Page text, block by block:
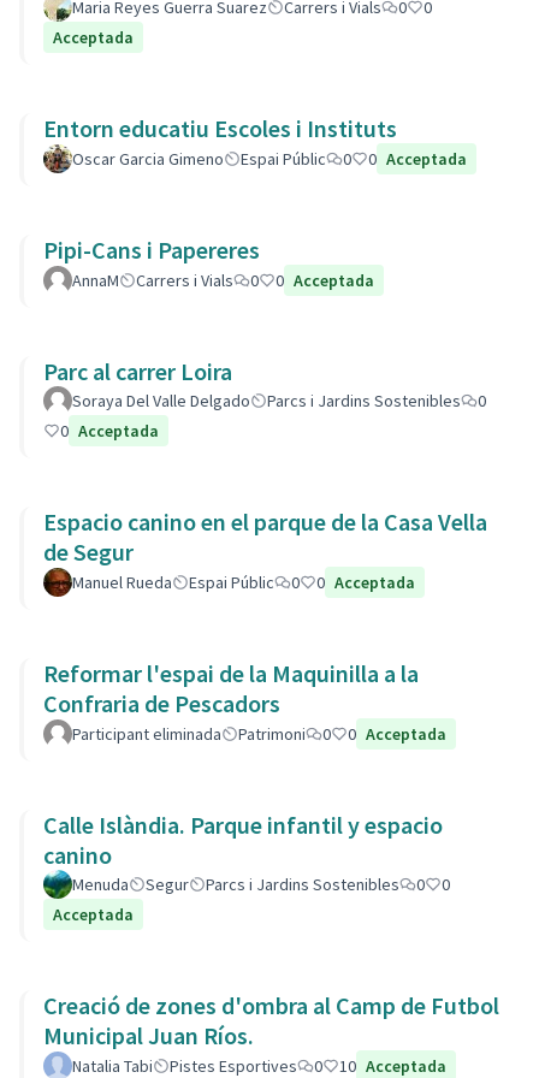
Maria Reyes Guerra Suarez Carrers i Vials 0
0
Acceptada
Entorn educatiu Escoles i Instituts
Oscar Garcia Gimeno Espai Públic 0 0 Acceptada
Pipi-Cans i Papereres
AnnaM Carrers i Vials 0 0 Acceptada
Parc al carrer Loira
Soraya Del Valle Delgado Parcs i Jardins Sostenibles
0
0 Acceptada
Espacio canino en el parque de la Casa Vella
de Segur
Manuel Rueda Espai Públic 0 0 Acceptada
Reformar l'espai de la Maquinilla a la
Confraria de Pescadors
Participant eliminada Patrimoni 0 0 Acceptada
Calle Islàndia. Parque infantil y espacio
canino
Menuda Segur Parcs i Jardins Sostenibles 0
0
Acceptada
Creació de zones d'ombra al Camp de Futbol
Municipal Juan Ríos.
Natalia Tabi Pistes Esportives 0 10 Acceptada